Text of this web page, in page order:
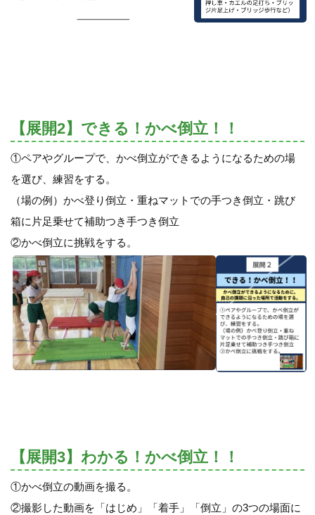
【展開2】できる！かべ倒立！！
①ペアやグループで、かべ倒立ができるようになるための場
を選び、練習をする。
（場の例）かべ登り倒立・重ねマットでの手つき倒立・跳び
箱に片足乗せて補助つき手つき倒立
②かべ倒立に挑戦をする。
【展開3】わかる！かべ倒立！！
①かべ倒立の動画を撮る。
②撮影した動画を「はじめ」「着手」「倒立」の3つの場面に